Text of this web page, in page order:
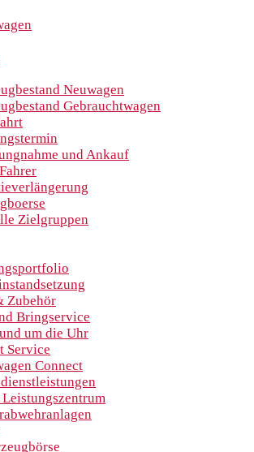
Neuwagen
Gebrauchtwagen
und Ankauf
Zielgruppen
Zubehör
Bringservice
um die Uhr
Service
Connect